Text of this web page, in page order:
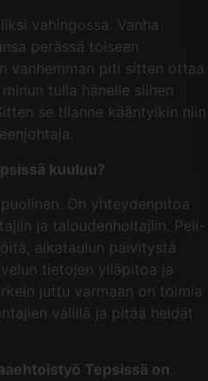
vahingossa. Vanha
perässä toiseen
vanhemman piti sitten ottaa
tulla hänelle siihen
se tilanne kääntyikin niin
kuuluu?
On yhteydenpitoa
ja taloudenhoitajiin. Peli-
aikataulun päivitystä
tietojen ylläpitoa ja
juttu varmaan on toimia
välillä ja pitää heidät
Tepsissä on